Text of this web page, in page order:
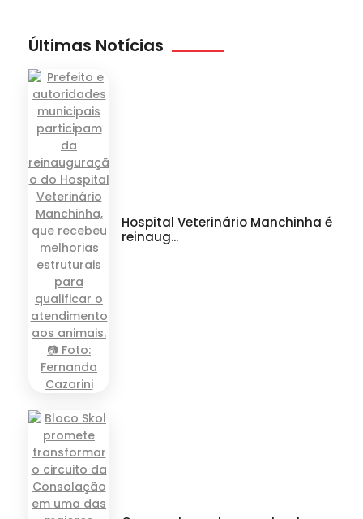
Últimas Notícias
Hospital Veterinário Manchinha é
reinaug...